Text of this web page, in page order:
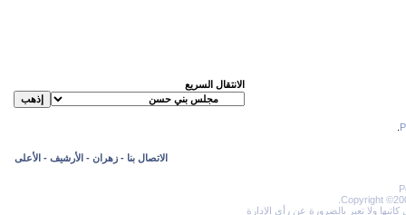
الانتقال السريع
الاتصال بنا - زهران - الأرشيف - الأعلى
Copyright
ولا تعبر بالضرورة عن رأي الإدارة